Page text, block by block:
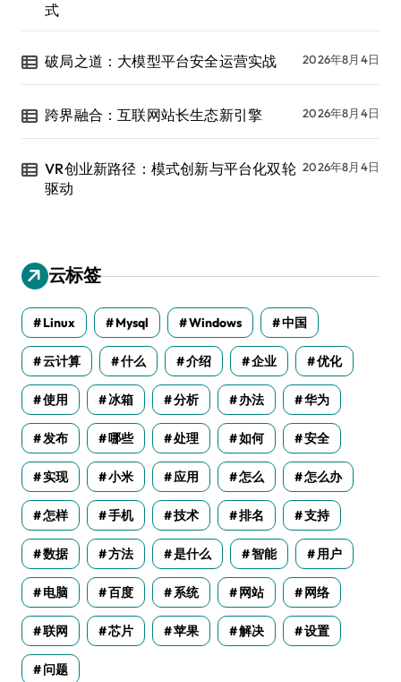
式
破局之道：大模型平台安全运营实战 2026年8月4日
跨界融合：互联网站长生态新引擎 2026年8月4日
VR创业新路径：模式创新与平台化双轮
驱动
2026年8月4日
云标签
Linux Mysql Windows 中国
云计算 什么 介绍 企业 优化
使用 冰箱 分析 办法 华为
发布 哪些 处理 如何 安全
实现 小米 应用 怎么 怎么办
怎样 手机 技术 排名 支持
数据 方法 是什么 智能 用户
电脑 百度 系统 网站 网络
联网 芯片 苹果 解决 设置
问题